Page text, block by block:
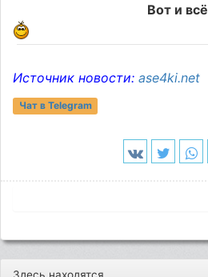
Вот и всё
Источник новости:ase4ki.net
Чат в Telegram